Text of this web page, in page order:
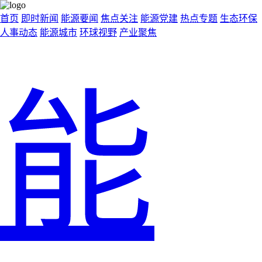
首页 即时新闻 能源要闻 焦点关注 能源党建 热点专题 生态环保
人事动态 能源城市 环球视野 产业聚焦
能